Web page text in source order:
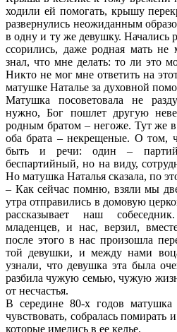
ходили ей помогать, крышу
развернулись неожиданным
в одну и ту же девушку. Начались
ссорились, даже родная мать
знал, что мне делать: то ли это
Никто не мог мне ответить на
матушке Наталье за духовной
Матушка посоветовала не
нужно, Бог пошлет другую
родным братом – негоже. Тут же в
оба брата – некрещеные. О том,
быть и речи: один –
беспартийный, но на виду,
Но матушка Наталья сказала, по
– Как сейчас помню, взяли мы
утра отправились в домовую
рассказывает наш
младенцев, и нас, верзил,
после этого в нас произошла
той девушки, и между нами
узнали, что девушка эта была
разбила чужую семью, чужую
от несчастья.
В середине 80-х годов матушка
чувствовать, собралась помирать
которые имелись в ее келье.